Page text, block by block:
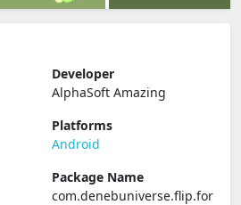
Developer
AlphaSoft Amazing
Platforms
Android
Package Name
com.denebuniverse.flip.for